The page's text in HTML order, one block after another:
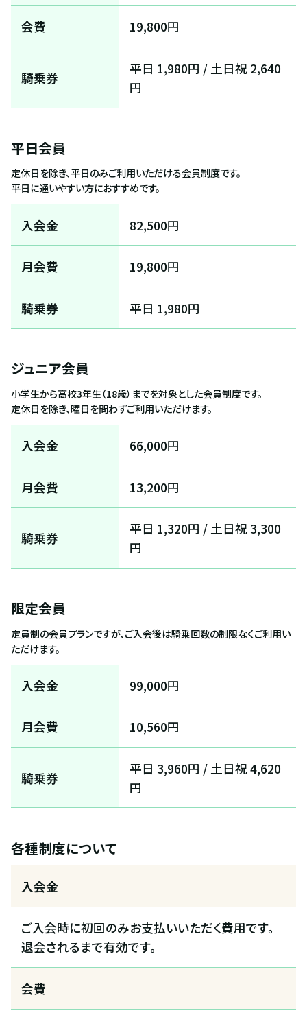
会費 19,800円
騎乗券
平日 1,980円 / 土日祝 2,640
円
平日会員
定休日を除き、平日のみご利用いただける会員制度です。
平日に通いやすい方におすすめです。
入会金 82,500円
月会費 19,800円
騎乗券 平日 1,980円
ジュニア会員
小学生から高校3年生（18歳）までを対象とした会員制度です。
定休日を除き、曜日を問わずご利用いただけます。
入会金 66,000円
月会費 13,200円
騎乗券
平日 1,320円 / 土日祝 3,300
円
限定会員
定員制の会員プランですが、ご入会後は騎乗回数の制限なくご利用い
ただけます。
入会金 99,000円
月会費 10,560円
騎乗券
平日 3,960円 / 土日祝 4,620
円
各種制度について
入会金
ご入会時に初回のみお支払いいただく費用です。
退会されるまで有効です。
会費